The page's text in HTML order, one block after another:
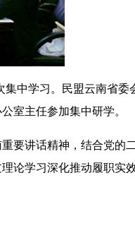
中学习。民盟云南省委
室主任参加集中研学。
要讲话精神，结合党的
论学习深化推动履职实效